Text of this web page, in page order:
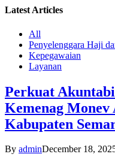
Latest Articles
All
Penyelenggara Haji
Kepegawaian
Layanan
Perkuat
Kemenag Monev
Kabupaten
By adminDecember 18,